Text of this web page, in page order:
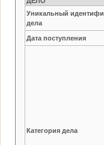
Уникальный
дела
Дата поступления
Категория дела